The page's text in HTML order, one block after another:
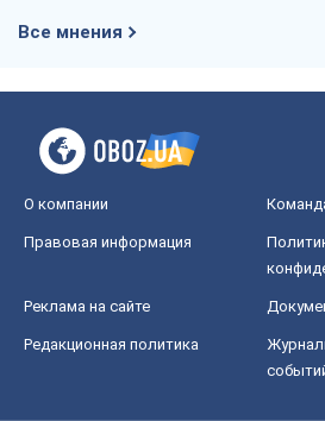
Все мнения
О компании
Правовая информация
Реклама на сайте
Редакционная политика